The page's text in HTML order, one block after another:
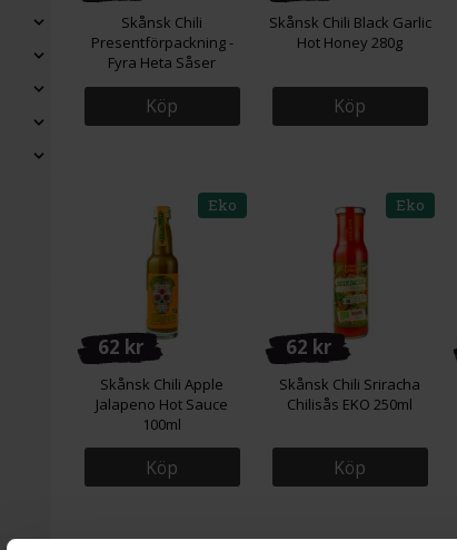
Skånsk Chili
Presentförpackning -
Fyra Heta Såser
Köp
Skånsk Chili Black Garlic
Hot Honey 280g
Köp
62 kr
Eko
Skånsk Chili Apple
Jalapeno Hot Sauce
100ml
Köp
62 kr
Eko
Skånsk Chili Sriracha
Chilisås EKO 250ml
Köp